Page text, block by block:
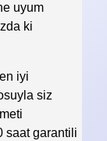
uyum
ki
iyi
siz
saat garantili